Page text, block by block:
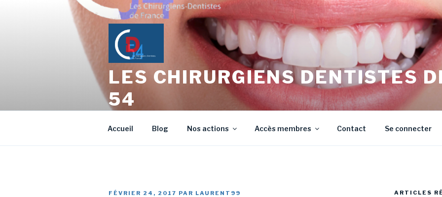
LES CHIRURGIENS DENTISTES
54
Accueil Blog Nos actions Accès membres Contact Se connecter
PUBLIÉ
FÉVRIER 24, 2017 PAR LAURENT99 ARTICLES